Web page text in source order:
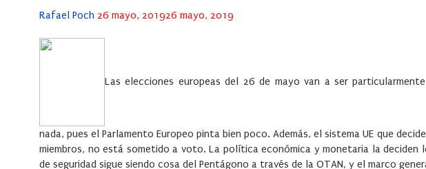
Rafael Poch Posted
26 mayo, 201926 mayo, 2019
Las elecciones europeas del 26 de mayo van a ser
nada, pues el Parlamento Europeo pinta bien poco. Además, el sistema UE que
miembros, no está sometido a voto. La política económica y monetaria la deciden
de seguridad sigue siendo cosa del Pentágono a través de la OTAN, y el marco